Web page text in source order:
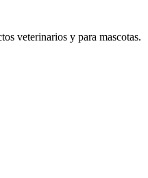
veterinarios y para mascotas.